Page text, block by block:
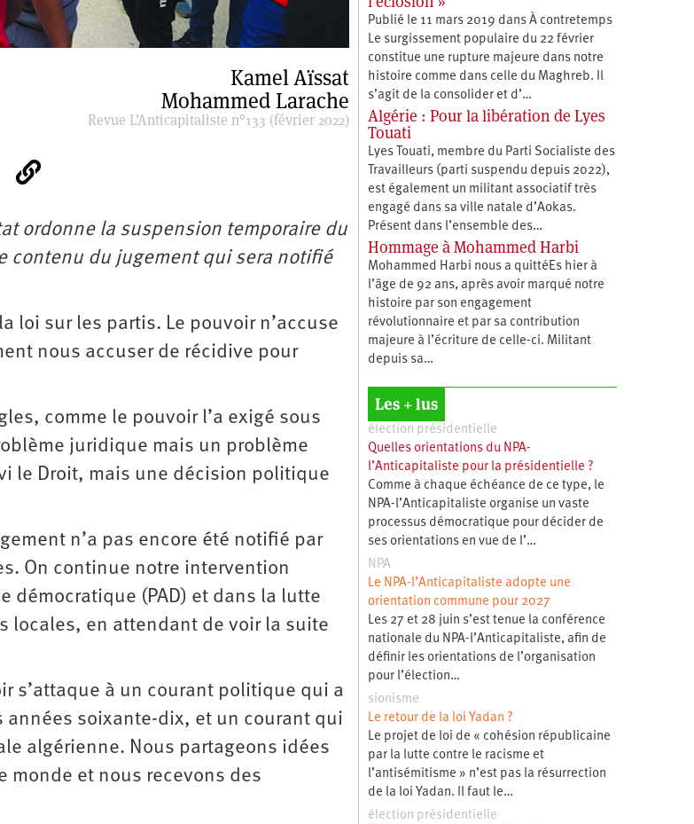
Kamel Aïssat
Mohammed Larache
Revue L’Anticapitaliste n°133 (février 2022)
ordonne la suspension temporaire du
contenu du jugement qui sera notifié
loi sur les partis. Le pouvoir n’accuse
nous accuser de récidive pour
comme le pouvoir l’a exigé sous
juridique mais un problème
le Droit, mais une décision politique
n’a pas encore été notifié par
On continue notre intervention
démocratique (PAD) et dans la lutte
locales, en attendant de voir la suite
s’attaque à un courant politique qui a
soixante-dix, et un courant qui
algérienne. Nous partageons idées
monde et nous recevons des
Publié le 11 mars 2019 dans À contretemps
Le surgissement populaire du 22 février
constitue une rupture majeure dans notre
histoire comme dans celle du Maghreb. Il
s’agit de la consolider et d’…
Algérie : Pour la libération de Lyes
Touati
Lyes Touati, membre du Parti Socialiste des
Travailleurs (parti suspendu depuis 2022),
est également un militant associatif très
engagé dans sa ville natale d’Aokas.
Présent dans l’ensemble des…
Hommage à Mohammed Harbi
Mohammed Harbi nous a quittéEs hier à
l’âge de 92 ans, après avoir marqué notre
histoire par son engagement
révolutionnaire et par sa contribution
majeure à l’écriture de celle-ci. Militant
depuis sa…
Les + lus
élection présidentielle
Quelles orientations du NPA-
l’Anticapitaliste pour la présidentielle ?
Comme à chaque échéance de ce type, le
NPA-l’Anticapitaliste organise un vaste
processus démocratique pour décider de
ses orientations en vue de l’…
NPA
Le NPA-l’Anticapitaliste adopte une
orientation commune pour 2027
Les 27 et 28 juin s’est tenue la conférence
nationale du NPA-l’Anticapitaliste, afin de
définir les orientations de l’organisation
pour l’élection…
sionisme
Le retour de la loi Yadan ?
Le projet de loi de « cohésion républicaine
par la lutte contre le racisme et
l’antisémitisme » n’est pas la résurrection
de la loi Yadan. Il faut le…
élection présidentielle